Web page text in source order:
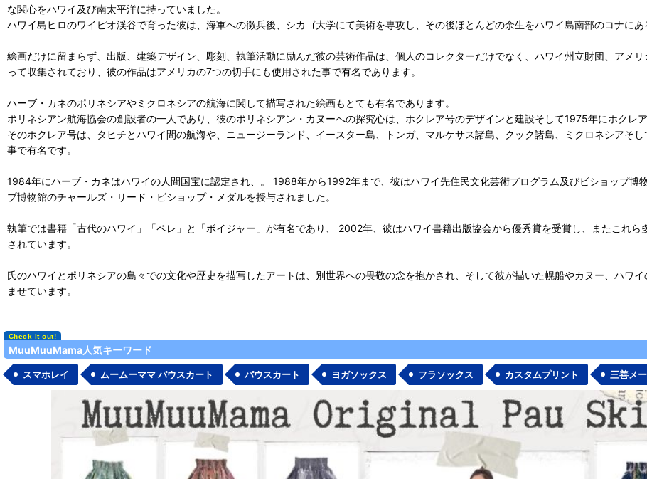
な関心をハワイ及び南太平洋に持っていました。
ハワイ島ヒロのワイピオ渓谷で育った彼は、海軍への徴兵後、シカゴ大学にて美術を専攻し、その後ほとんどの余生をハワイ島南部のコナにあ
絵画だけに留まらず、出版、建築デザイン、彫刻、執筆活動に励んだ彼の芸術作品は、個人のコレクターだけでなく、ハワイ州立財団、アメ
って収集されており、彼の作品はアメリカの7つの切手にも使用された事で有名であります。
ハーブ・カネのポリネシアやミクロネシアの航海に関して描写された絵画もとても有名であります。
ポリネシアン航海協会の創設者の一人であり、彼のポリネシアン・カヌーへの探究心は、ホクレア号のデザインと建設そして1975年にホクレ
そのホクレア号は、タヒチとハワイ間の航海や、ニュージーランド、イースター島、トンガ、マルケサス諸島、クック諸島、ミクロネシアそ
事で有名です。
1984年にハーブ・カネはハワイの人間国宝に認定され、。 1988年から1992年まで、彼はハワイ先住民文化芸術プログラム及びビショップ
プ博物館のチャールズ・リード・ビショップ・メダルを授与されました。
執筆では書籍「古代のハワイ」「ペレ」と「ボイジャー」が有名であり、 2002年、彼はハワイ書籍出版協会から優秀賞を受賞し、またこれ
されています。
氏のハワイとポリネシアの島々での文化や歴史を描写したアートは、別世界への畏敬の念を抱かされ、そして彼が描いた幌船やカヌー、ハワ
ませています。
MuuMuuMama人気キーワード
スマホレイ ムームーママ パウスカート パウスカート ヨガソックス フラソックス カスタムプリント 三善メ